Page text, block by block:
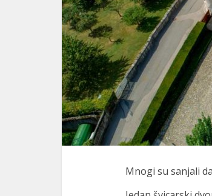
Mnogi su sanjali